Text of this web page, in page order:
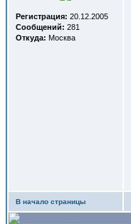
Регистрация: 20.12.2005
Сообщений: 281
Откуда: Москва
В начало страницы